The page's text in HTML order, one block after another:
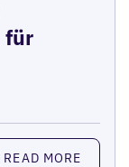
für
READ MORE